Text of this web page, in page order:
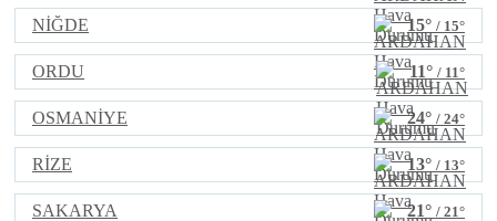
NİĞDE 15° / 15°
ORDU 11° / 11°
OSMANİYE 24° / 24°
RİZE 13° / 13°
SAKARYA 21° / 21°